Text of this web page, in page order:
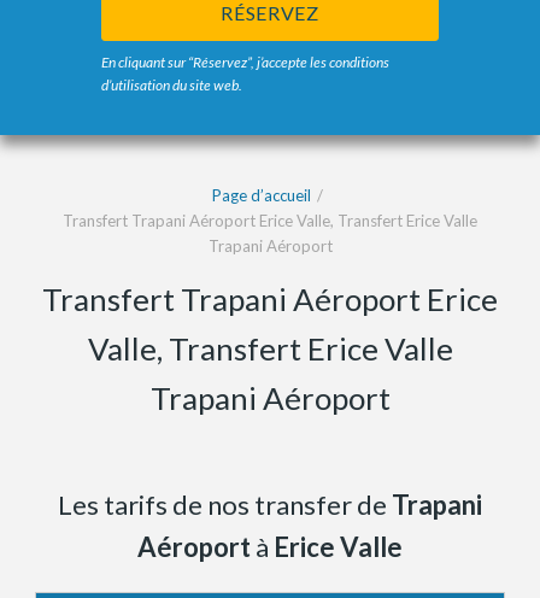
RÉSERVEZ
En cliquant sur “Réservez”, j’accepte les conditions
d’utilisation du site web.
Page d’accueil
Transfert Trapani Aéroport Erice Valle, Transfert Erice Valle
Trapani Aéroport
Transfert Trapani Aéroport Erice
Valle, Transfert Erice Valle
Trapani Aéroport
Les tarifs de nos transfer de Trapani
Aéroportà Erice Valle